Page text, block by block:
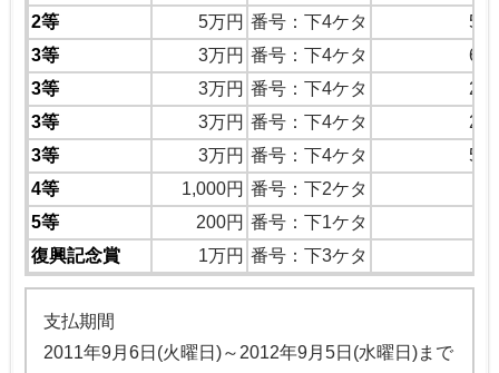
2等
5万円 番号：下4ケタ
3等
3万円 番号：下4ケタ
3等
3万円 番号：下4ケタ
3等
3万円 番号：下4ケタ
3等
3万円 番号：下4ケタ
4等
1,000円 番号：下2ケタ
5等
200円 番号：下1ケタ
復興記念賞
1万円 番号：下3ケタ
支払期間
2011年9月6日(火曜日)～2012年9月5日(水曜日)まで